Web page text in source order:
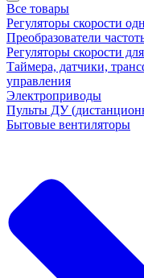
Все товары
Регуляторы скорости
Преобразователи
Регуляторы скорости
Таймера, датчики,
управления
Электроприводы
Пульты ДУ
Бытовые вентиляторы